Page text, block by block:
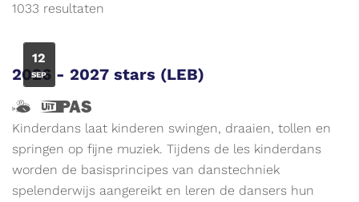
1033 resultaten
ZA
12
SEP
2026 - 2027 stars (LEB)
Hallo,
ik
ben
Vlieg
en
Dit
is
een
UiTPAS
evenement.
Kinderdans laat kinderen swingen, draaien, tollen en
springen op fijne muziek. Tijdens de les kinderdans
worden de basisprincipes van danstechniek
spelenderwijs aangereikt en leren de dansers hun